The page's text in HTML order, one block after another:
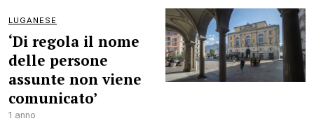
LUGANESE
‘Di regola il nome
delle persone
assunte non viene
comunicato’
1 anno